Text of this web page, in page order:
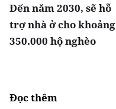
Đến năm 2030, sẽ hỗ
trợ nhà ở cho khoảng
350.000 hộ nghèo
Đọc thêm